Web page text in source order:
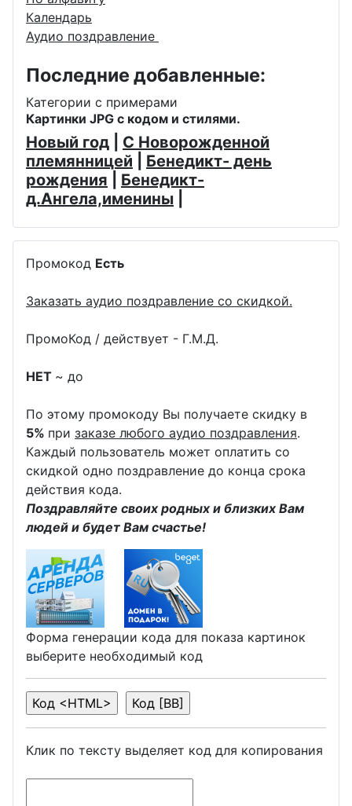
Календарь
Аудио поздравление
Последние добавленные:
Категории с примерами
Картинки JPG с кодом и стилями.
Новый год
С Новорожденной
племянницей
Бенедикт- день
рождения
Бенедикт-
д.Ангела,именины
Промокод Есть
Заказать аудио поздравление со скидкой.
ПромоКод / действует - Г.М.Д.
НЕТ ~ до
По этому промокоду Вы получаете скидку в
5% при заказе любого аудио поздравления.
Каждый пользователь может оплатить со
скидкой одно поздравление до конца срока
действия кода.
Поздравляйте своих родных и близких Вам
людей и будет Вам счастье!
Форма генерации кода для показа картинок
выберите необходимый код
Клик по тексту выделяет код для копирования